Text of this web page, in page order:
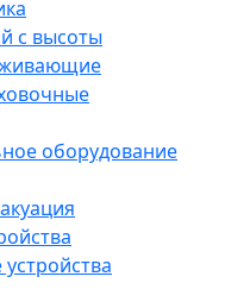
с высоты
оборудование